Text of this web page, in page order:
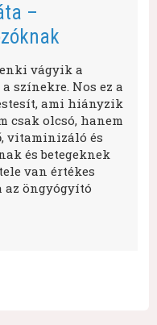
–
vágyik a
színekre. Nos ez a
ami hiányzik
csak olcsó, hanem
vitaminizáló és
és betegeknek
van értékes
az öngyógyító